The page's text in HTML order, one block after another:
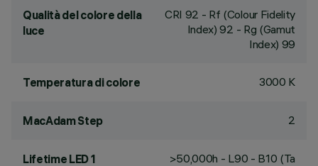
Qualità del colore della
luce
CRI 92 - Rf (Colour Fidelity
Index) 92 - Rg (Gamut
Index) 99
Temperatura di colore 3000 K
MacAdam Step 2
Lifetime LED 1
>50,000h - L90 - B10 (Ta